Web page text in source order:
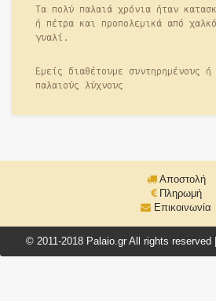
Τα πολύ παλαιά χρόνια ήταν
ή πέτρα και προπολεμικά από
γυαλί.
Εμείς διαθέτουμε συντηρημένους ή
παλαιούς λύχνους
Αποστολή
Πληρωμή
Επικοινωνία
© 2011-2018 Palaio.gr All rights reserved